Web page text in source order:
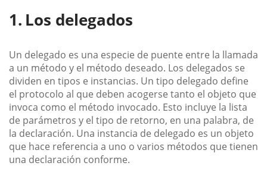
Los delegados
Un delegado es una especie de puente entre la llamada
a un método y el método deseado. Los delegados se
dividen en tipos e instancias. Un tipo delegado define
el protocolo al que deben acogerse tanto el objeto que
invoca como el método invocado. Esto incluye la lista
de parámetros y el tipo de retorno, en una palabra, de
la declaración. Una instancia de delegado es un objeto
que hace referencia a uno o varios métodos que tienen
una declaración conforme.